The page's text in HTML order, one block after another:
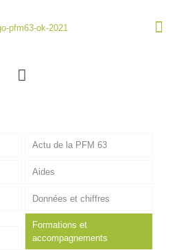
Actu de la PFM 63
Aides
Données et chiffres
Formations et
accompagnements